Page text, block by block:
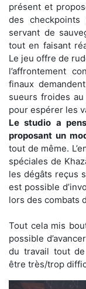
présent et
des
servant de
tout en faisant
Le jeu offre de
l’affrontement
finaux
sueurs froides
pour espérer les
Le studio a
proposant un
tout de même.
spéciales de
les dégâts reçus
est possible
lors des combats
Tout cela mis
possible
du travail tout
être très/trop